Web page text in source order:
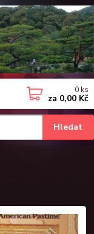
Hledat
0 ks
za 0,00 Kč